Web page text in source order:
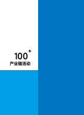
100+
产业链活动